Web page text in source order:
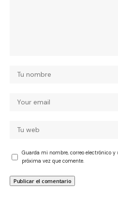
Guarda mi nombre, correo electrónico y
próxima vez que comente.